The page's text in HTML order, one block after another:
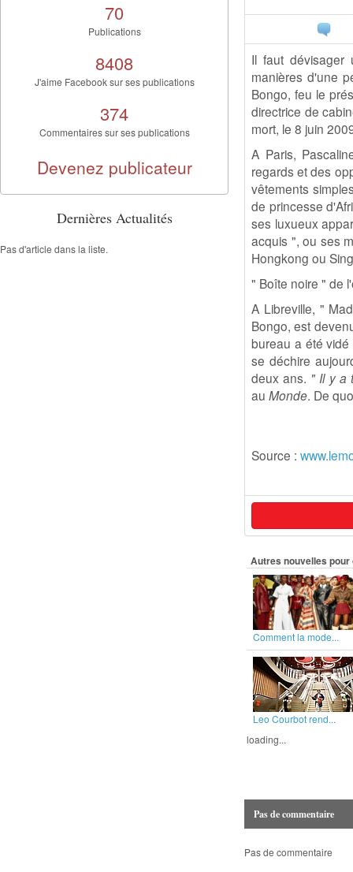
Il faut dévisager
manières d'une
Bongo, feu le
directrice de
mort, le 8 juin
A Paris,
regards et des
vêtements
de princesse
ses luxueux
acquis ", ou ses
Hongkong ou
" Boîte noire " de
A Libreville, "
Bongo, est
bureau a été
se déchire
deux ans. " Il y a
au Monde. De
Source :
Autres nouvelles
Comment la mode...
Leo Courbot rend...
loading...
Pas de commentaire
Pas de commentaire
70
Publications
8408
J'aime Facebook sur ses publications
374
Commentaires sur ses publications
Devenez publicateur
Dernières Actualités
Pas d'article dans la liste.